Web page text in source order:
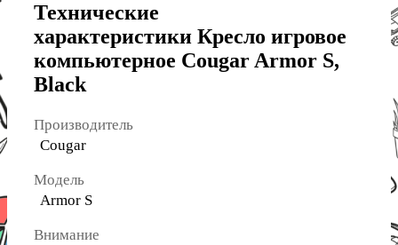
Технические
характеристики Кресло игровое
компьютерное Cougar Armor S,
Black
Производитель
Cougar
Модель
Armor S
Внимание